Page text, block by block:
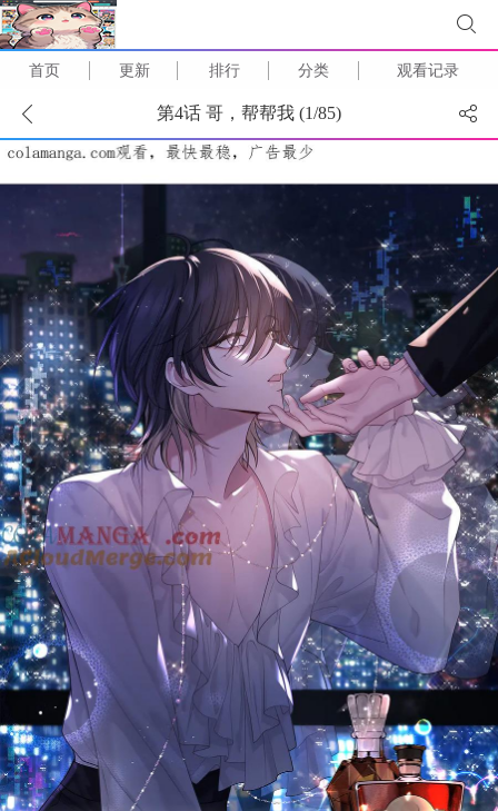
首页 更新 排行 分类 观看记录
第4话 哥，帮帮我 (1/85)